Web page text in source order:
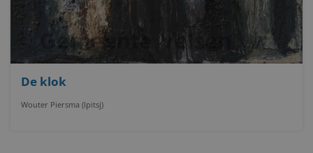
De klok
Wouter Piersma (Ipitsj)